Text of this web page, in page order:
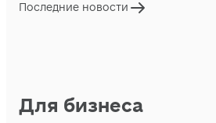
Последние новости
Для бизнеса